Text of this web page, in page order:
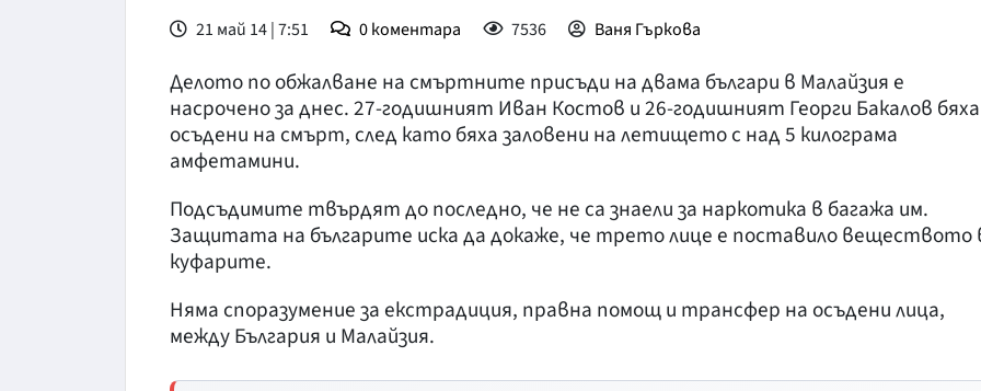
21 май 14 | 7:51 0коментара 7536 Ваня Гъркова
Делото по обжалване на смъртните присъди на двама българи в Малайзия е
насрочено за днес. 27-годишният Иван Костов и 26-годишният Георги Бакалов бяха
осъдени на смърт, след като бяха заловени на летището с над 5 килограма
амфетамини.
Подсъдимите твърдят до последно, че не са знаели за наркотика в багажа им.
Защитата на българите иска да докаже, че трето лице е поставило веществото
куфарите.
Няма споразумение за екстрадиция, правна помощ и трансфер на осъдени лица,
между България и Малайзия.